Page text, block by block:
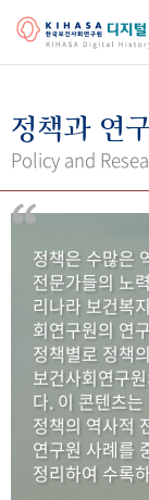
걸어온 길 기관
연구 역사
정책과 연구 키
간행물 변천사
기록물 아카이브
사진 아카이브
50+1주년 기념
정책과 연
Policy and
정책은 수많은
전문가들의 노
리나라 보건복
회연구원의 연
정책별로 정책
보건사회연구
다. 이 콘텐츠
정책의 역사적
연구원 사례를
정리하여 수록